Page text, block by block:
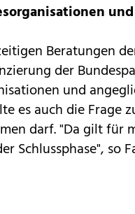
Beratungen
der
und
es auch die Frage
darf. "Da gilt für
Schlussphase", so